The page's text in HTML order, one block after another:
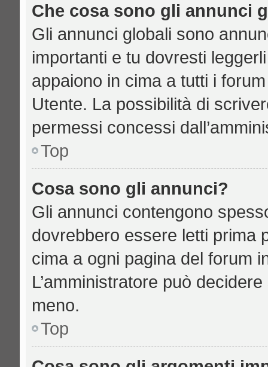
Che cosa sono gli annunci
Gli annunci globali sono
importanti e tu dovresti
appaiono in cima a tutti i
Utente. La possibilità di
permessi concessi
Top
Cosa sono gli annunci?
Gli annunci contengono
dovrebbero essere letti prima
cima a ogni pagina del forum
L’amministratore può
meno.
Top